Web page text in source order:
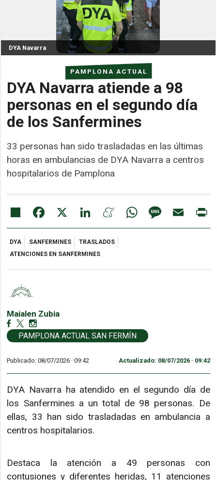
PAMPLONA ACTUAL
DYA Navarra atiende a 98
personas en el segundo día
de los Sanfermines
33 personas han sido trasladadas en las últimas
horas en ambulancias de DYA Navarra a centros
hospitalarios de Pamplona
DYA Navarra
Share Facebook LinkedIn MeneameWhatsAppMessageEmail
DYA SANFERMINES
TRASLADOS
ATENCIONES EN SANFERMINES
Maialen Zubia
PAMPLONA ACTUAL SAN FERMÍN
Publicado: 08/07/2026 ·09:42 Actualizado: 08/07/2026 · 09:42
DYA Navarra ha atendido en el segundo día de
los Sanfermines a un total de 98 personas. De
ellas, 33 han sido trasladadas en ambulancia a
centros hospitalarios.
Destaca la atención a 49 personas con
contusiones y diferentes heridas, 11 atenciones